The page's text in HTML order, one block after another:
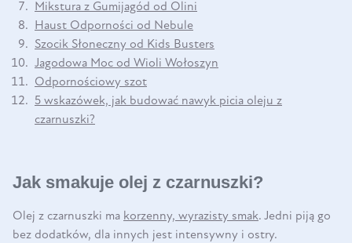
Mikstura z Gumijagód od Olini
Haust Odporności od Nebule
Szocik Słoneczny od Kids Busters
Jagodowa Moc od Wioli Wołoszyn
Odpornościowy szot
5 wskazówek, jak budować nawyk picia oleju z
czarnuszki?
Jak smakuje olej z czarnuszki?
Olej z czarnuszki ma korzenny, wyrazisty smak. Jedni piją go
bez dodatków, dla innych jest intensywny i ostry.